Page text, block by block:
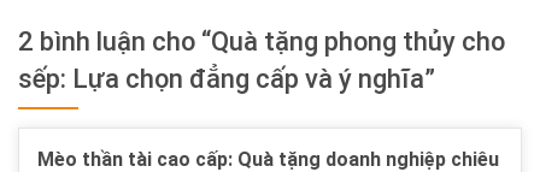
2 bình luận cho “Quà tặng phong thủy cho
sếp: Lựa chọn đẳng cấp và ý nghĩa”
Mèo thần tài cao cấp: Quà tặng doanh nghiệp chiêu